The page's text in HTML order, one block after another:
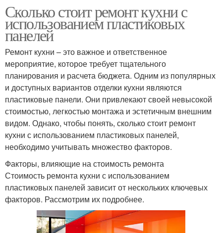
Сколько стоит ремонт кухни с
использованием пластиковых
панелей
Ремонт кухни – это важное и ответственное
мероприятие, которое требует тщательного
планирования и расчета бюджета. Одним из популярных
и доступных вариантов отделки кухни являются
пластиковые панели. Они привлекают своей невысокой
стоимостью, легкостью монтажа и эстетичным внешним
видом. Однако, чтобы понять, сколько стоит ремонт
кухни с использованием пластиковых панелей,
необходимо учитывать множество факторов.
Факторы, влияющие на стоимость ремонта
Стоимость ремонта кухни с использованием
пластиковых панелей зависит от нескольких ключевых
факторов. Рассмотрим их подробнее.